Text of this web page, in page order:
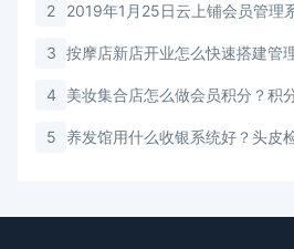
2 2019年1月25日云上铺会员管理
3 按摩店新店开业怎么快速搭建管
4 美妆集合店怎么做会员积分？积
5 养发馆用什么收银系统好？头皮